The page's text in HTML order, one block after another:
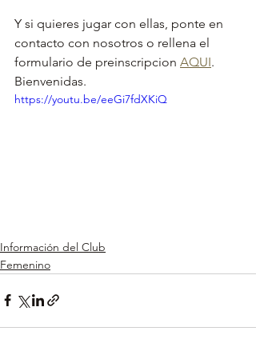
Y si quieres jugar con ellas, ponte en
contacto con nosotros o rellena el
formulario de preinscripcion AQUI.
Bienvenidas.
https://youtu.be/eeGi7fdXKiQ
Información del Club
Femenino